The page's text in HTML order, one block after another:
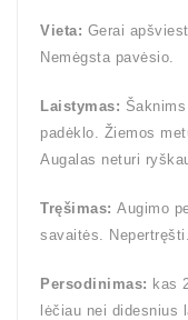
Vieta: Gerai
Nemėgsta pavėsio.
Laistymas:
padėklo. Žiemos
Augalas neturi
Tręšimas: Augimo
savaitės. Nepertręšti.
Persodinimas: kas
lėčiau nei